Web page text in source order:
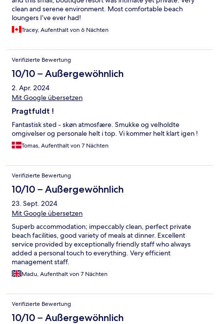
clean and serene environment. Most comfortable beach
loungers I’ve ever had!
Tracey, Aufenthalt von 6 Nächten
Verifizierte Bewertung
10/10 – Außergewöhnlich
2. Apr. 2024
Mit Google übersetzen
Pragtfuldt !
Fantastisk sted - skøn atmosfære. Smukke og velholdte
omgivelser og personale helt i top. Vi kommer helt klart igen !
Tomas, Aufenthalt von 7 Nächten
Verifizierte Bewertung
10/10 – Außergewöhnlich
23. Sept. 2024
Mit Google übersetzen
Superb accommodation; impeccably clean, perfect private
beach facilities, good variety of meals at dinner. Excellent
service provided by exceptionally friendly staff who always
added a personal touch to everything. Very efficient
management staff.
Madu, Aufenthalt von 7 Nächten
Verifizierte Bewertung
10/10 – Außergewöhnlich